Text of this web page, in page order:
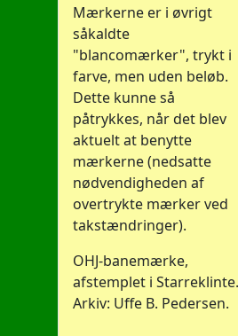
Mærkerne er i øvrigt
såkaldte
"blancomærker", trykt i
farve, men uden beløb.
Dette kunne så
påtrykkes, når det blev
aktuelt at benytte
mærkerne (nedsatte
nødvendigheden af
overtrykte mærker ved
takstændringer).
OHJ-banemærke,
afstemplet i Starreklinte.
Arkiv: Uffe B. Pedersen.